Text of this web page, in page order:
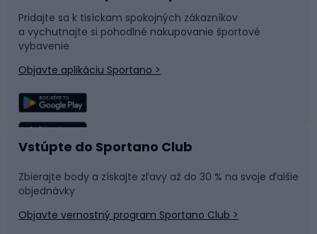
Časti bicyklov
Rybolov
Športová medicína
Bushcraft
Snowboard
Plávanie
Tímové športy
Fitness a posilňovňa
Pridajte sa k tisíckam spokojných zákazníkov
a vychutnajte si pohodlné nakupovanie športové
vybavenie
Objavte aplikáciu Sportano >
Vstúpte do Sportano Club
Zbierajte body a získajte zľavy až do 30 % na svoje ďalšie
objednávky
Objavte vernostný program Sportano Club >